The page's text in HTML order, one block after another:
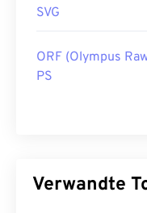
SVG
ORF (Olympus
PS
Verwandte